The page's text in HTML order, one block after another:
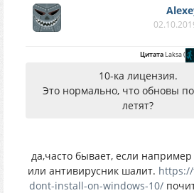
ЦитатаLaksa(
10-ка лицензия.
Это нормально, что обновы
летят?
да,часто бывает, если
или антивирусник шалит.
dont-install-on-windows-10/